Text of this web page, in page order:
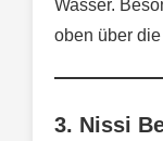
Wasser.
oben über
3. Nissi